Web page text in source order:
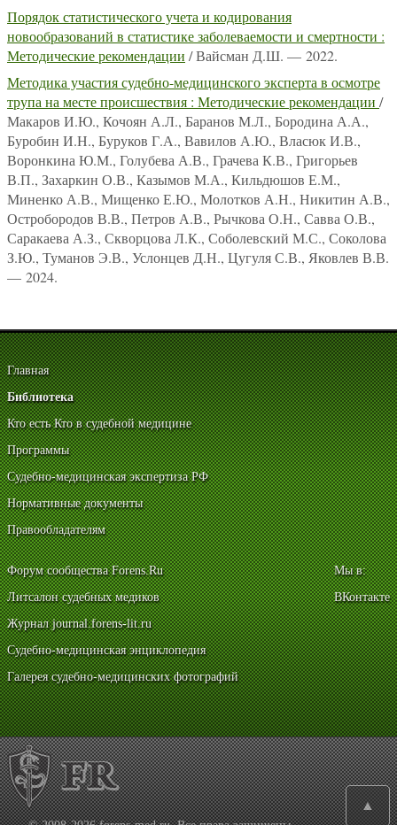
Порядок статистического учета и кодирования
новообразований в статистике заболеваемости и смертности :
Методические рекомендации / Вайсман Д.Ш. — 2022.
Методика участия судебно-медицинского эксперта в осмотре
трупа на месте происшествия : Методические рекомендации /
Макаров И.Ю., Кочоян А.Л., Баранов М.Л., Бородина А.А.,
Буробин И.Н., Буруков Г.А., Вавилов А.Ю., Власюк И.В.,
Воронкина Ю.М., Голубева А.В., Грачева К.В., Григорьев
В.П., Захаркин О.В., Казымов М.А., Кильдюшов Е.М.,
Миненко А.В., Мищенко Е.Ю., Молотков А.Н., Никитин А.В.,
Остробородов В.В., Петров А.В., Рычкова О.Н., Савва О.В.,
Саракаева А.З., Скворцова Л.К., Соболевский М.С., Соколова
З.Ю., Туманов Э.В., Услонцев Д.Н., Цугуля С.В., Яковлев В.В.
— 2024.
Главная
Библиотека
Кто есть Кто в судебной медицине
Программы
Судебно-медицинская экспертиза РФ
Нормативные документы
Правообладателям
Форум сообщества Forens.Ru
Литсалон судебных медиков
Журнал journal.forens-lit.ru
Судебно-медицинская энциклопедия
Галерея судебно-медицинских фотографий
Мы в:
ВКонтакте
▲